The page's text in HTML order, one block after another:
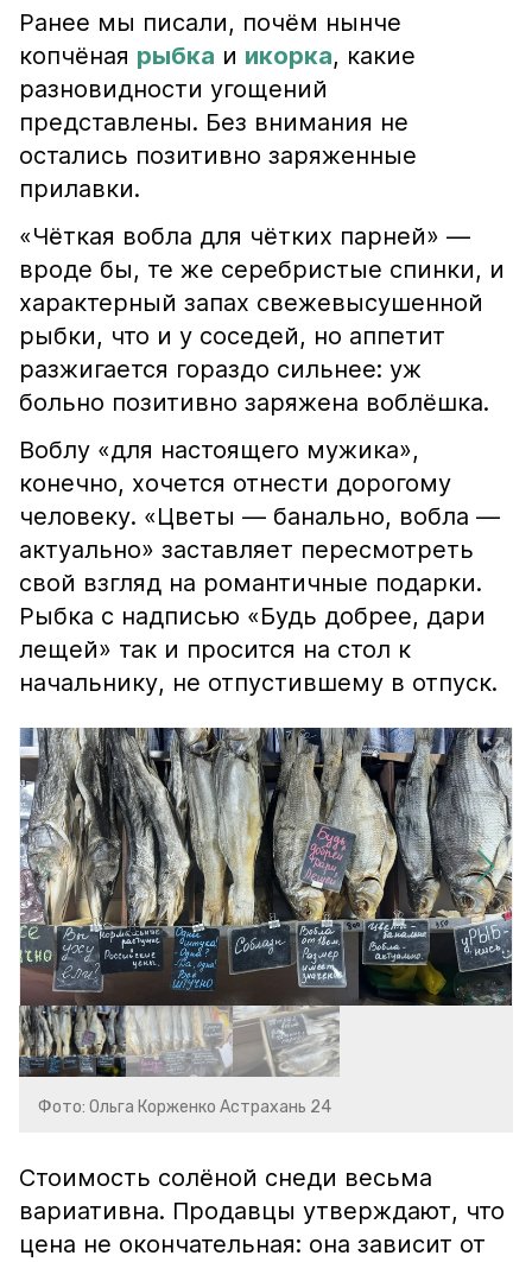
Ранее мы писали, почём нынче
копчёная рыбка и икорка, какие
разновидности угощений
представлены. Без внимания не
остались позитивно заряженные
прилавки.
«Чёткая вобла для чётких парней» —
вроде бы, те же серебристые спинки, и
характерный запах свежевысушенной
рыбки, что и у соседей, но аппетит
разжигается гораздо сильнее: уж
больно позитивно заряжена воблёшка.
Воблу «для настоящего мужика»,
конечно, хочется отнести дорогому
человеку. «Цветы — банально, вобла —
актуально» заставляет пересмотреть
свой взгляд на романтичные подарки.
Рыбка с надписью «Будь добрее, дари
лещей» так и просится на стол к
начальнику, не отпустившему в отпуск.
Фото: Ольга Корженко Астрахань 24
Стоимость солёной снеди весьма
вариативна. Продавцы утверждают, что
цена не окончательная: она зависит от